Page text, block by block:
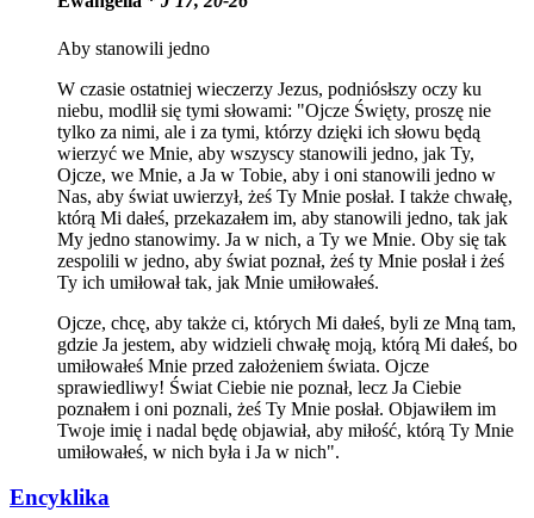
Aby stanowili jedno
W czasie ostatniej wieczerzy Jezus, podniósłszy oczy ku
niebu, modlił się tymi słowami: "Ojcze Święty, proszę nie
tylko za nimi, ale i za tymi, którzy dzięki ich słowu będą
wierzyć we Mnie, aby wszyscy stanowili jedno, jak Ty,
Ojcze, we Mnie, a Ja w Tobie, aby i oni stanowili jedno w
Nas, aby świat uwierzył, żeś Ty Mnie posłał. I także chwałę,
którą Mi dałeś, przekazałem im, aby stanowili jedno, tak jak
My jedno stanowimy. Ja w nich, a Ty we Mnie. Oby się tak
zespolili w jedno, aby świat poznał, żeś ty Mnie posłał i żeś
Ty ich umiłował tak, jak Mnie umiłowałeś.
Ojcze, chcę, aby także ci, których Mi dałeś, byli ze Mną tam,
gdzie Ja jestem, aby widzieli chwałę moją, którą Mi dałeś, bo
umiłowałeś Mnie przed założeniem świata. Ojcze
sprawiedliwy! Świat Ciebie nie poznał, lecz Ja Ciebie
poznałem i oni poznali, żeś Ty Mnie posłał. Objawiłem im
Twoje imię i nadal będę objawiał, aby miłość, którą Ty Mnie
umiłowałeś, w nich była i Ja w nich".
Encyklika